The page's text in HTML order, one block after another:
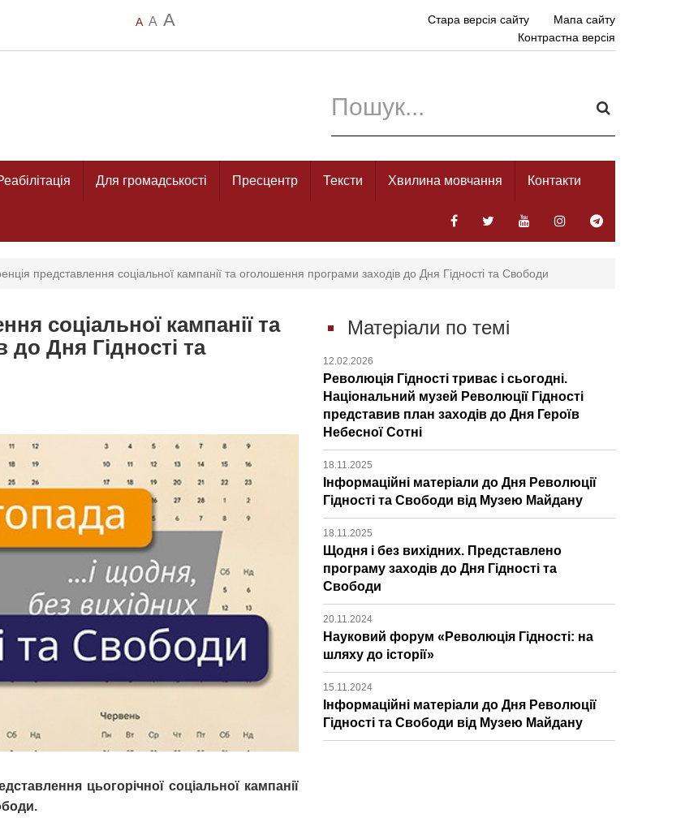
A A A Стара версія сайту
Мапа сайту
Контрастна версія
Для громадськості Пресцентр Тексти Хвилина мовчання Контакти
представлення соціальної кампанії та оголошення програми заходів до Дня Гідності та Свободи
соціальної кампанії та
Дня Гідності та
цьогорічної соціальної кампанії
Матеріали по темі
12.02.2026
Революція Гідності триває і сьогодні.
Національний музей Революції Гідності
представив план заходів до Дня Героїв
Небесної Сотні
18.11.2025
Інформаційні матеріали до Дня Революції
Гідності та Свободи від Музею Майдану
18.11.2025
Щодня і без вихідних. Представлено
програму заходів до Дня Гідності та
Свободи
20.11.2024
Науковий форум «Революція Гідності: на
шляху до історії»
15.11.2024
Інформаційні матеріали до Дня Революції
Гідності та Свободи від Музею Майдану